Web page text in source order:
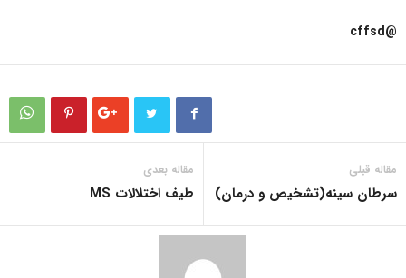
@cffsd
مقاله قبلی
سرطان سینه(تشخیص و درمان)
مقاله بعدی
طیف اختلالات MS